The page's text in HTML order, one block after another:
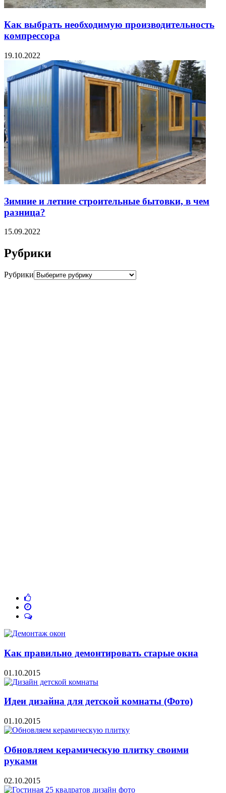
Как выбрать необходимую производительность
компрессора
19.10.2022
Зимние и летние строительные бытовки, в чем
разница?
15.09.2022
Рубрики
Рубрики
Как правильно демонтировать старые окна
01.10.2015
Идеи дизайна для детской комнаты (Фото)
01.10.2015
Обновляем керамическую плитку своими
руками
02.10.2015